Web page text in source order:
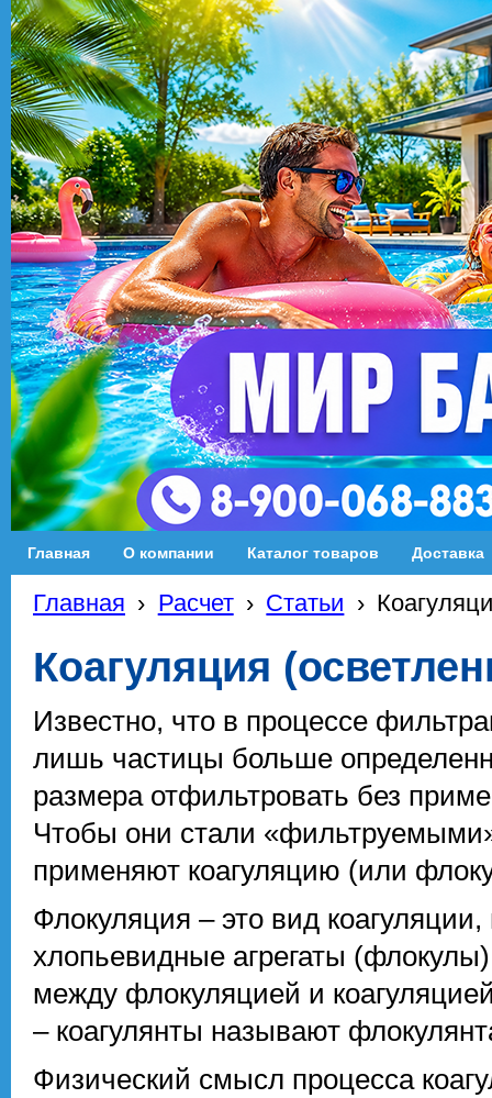
Главная О компании Каталог товаров Доставка
Главная › Расчет › Статьи ›
Коагуляция
Известно, что в процессе
лишь частицы больше
размера отфильтровать без
Чтобы они стали
применяют коагуляцию (или
Флокуляция – это вид
хлопьевидные агрегаты
между флокуляцией и
– коагулянты называют
Физический смысл процесса